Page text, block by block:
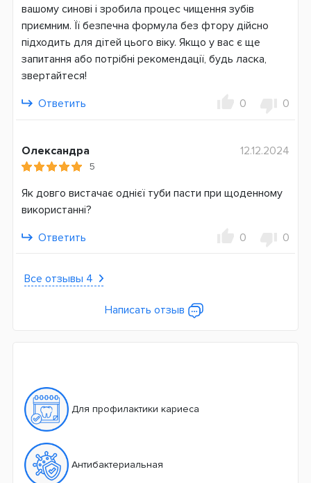
вашому синові і зробила процес чищення зубів
приємним. Її безпечна формула без фтору дійсно
підходить для дітей цього віку. Якщо у вас є ще
запитання або потрібні рекомендації, будь ласка,
звертайтеся!
Ответить
0 0
Олександра
5
12.12.2024
Як довго вистачає однієї туби пасти при щоденному
використанні?
Ответить
0 0
Все отзывы 4
Написать отзыв
Для профилактики кариеса
Антибактериальная